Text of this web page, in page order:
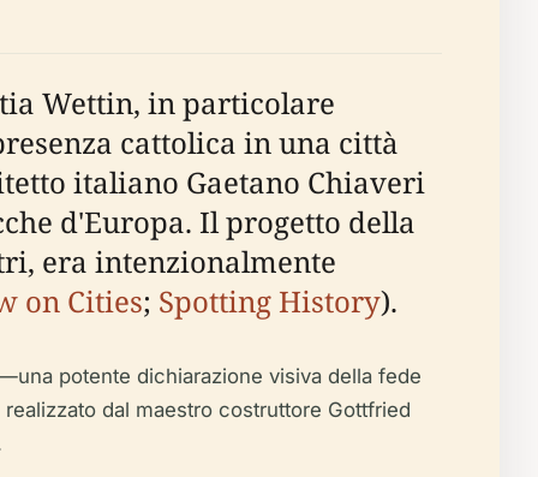
Wettin, in particolare
cattolica in una città
italiano Gaetano Chiaveri
d'Europa. Il progetto della
era intenzionalmente
on Cities; Spotting History).
potente dichiarazione visiva della fede
dal maestro costruttore Gottfried